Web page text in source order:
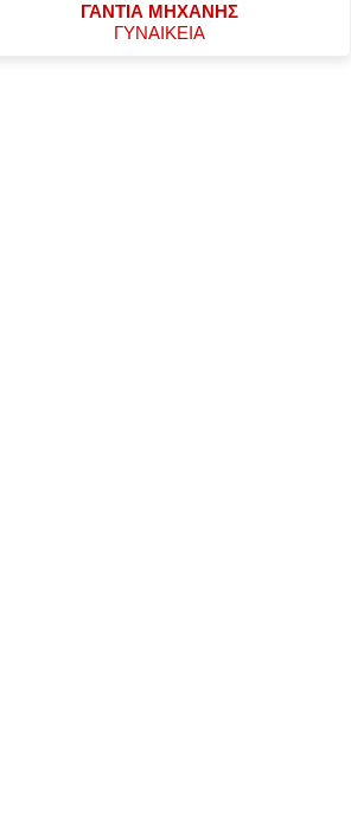
ΓΑΝΤΙΑ ΜΗΧΑΝΗΣ
ΓΥΝΑΙΚΕΙΑ